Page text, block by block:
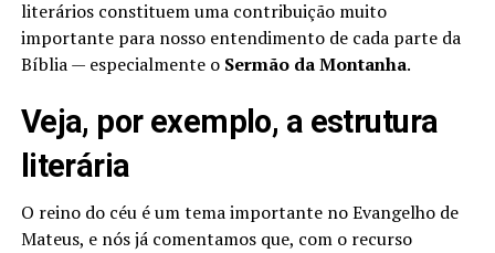
literários constituem uma contribuição muito
importante para nosso entendimento de cada parte da
Bíblia — especialmente o Sermão da Montanha.
Veja, por exemplo, a estrutura
literária
O reino do céu é um tema importante no Evangelho de
Mateus, e nós já comentamos que, com o recurso